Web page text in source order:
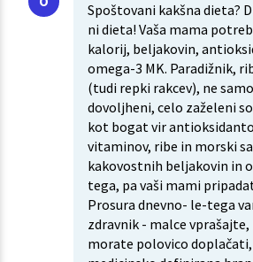
Spoštovani kakšna dieta?
ni dieta! Vaša mama
kalorij, beljakovin,
omega-3 MK. Paradižnik,
(tudi repki rakcev), ne
dovoljheni, celo zaželeni
kot bogat vir
vitaminov, ribe in morski
kakovostnih beljakovin in
tega, pa vaši mami
Prosura dnevno- le-tega
zdravnik - malce
morate polovico